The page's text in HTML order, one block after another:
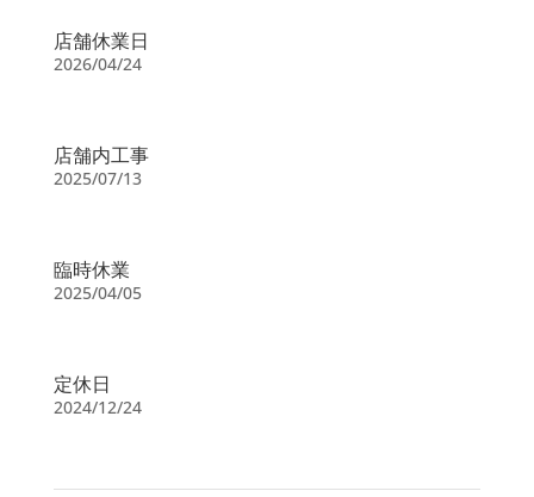
店舗休業日
2026/04/24
店舗内工事
2025/07/13
臨時休業
2025/04/05
定休日
2024/12/24